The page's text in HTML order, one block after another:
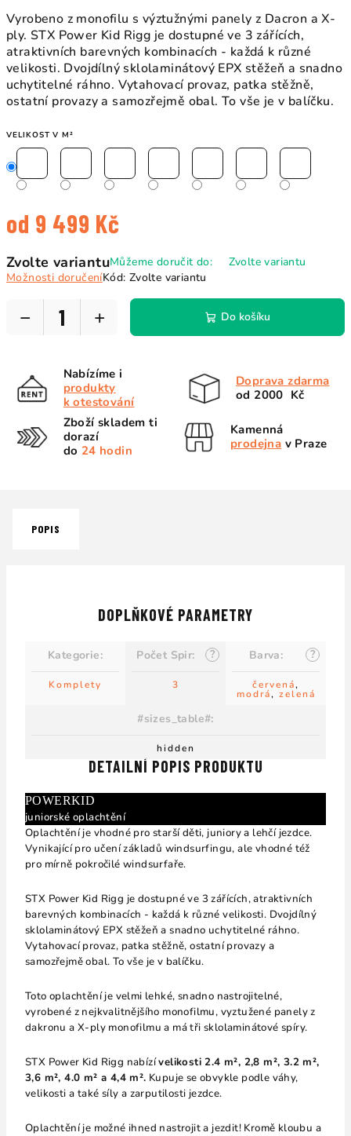
Vyrobeno z monofilu s výztužnými panely z Dacron a X-
ply. STX Power Kid Rigg je dostupné ve 3 zářících,
atraktivních barevných kombinacích - každá k různé
velikosti. Dvojdílný sklolaminátový EPX stěžeň a snadno
uchytitelné ráhno. Vytahovací provaz, patka stěžně,
ostatní provazy a samozřejmě obal. To vše je v balíčku.
VELIKOST V M²
od 9 499 Kč
cena:
Zvolte variantuMůžeme doručit do:
Zvolte variantu
Možnosti doručeníKód: Zvolte variantu
+
− Do košíku
Nabízíme i
produkty
k otestování
Doprava zdarma
od 2000 Kč
Zboží skladem ti
dorazí
do 24 hodin
Kamenná
prodejna v Praze
POPIS
DETAILNÍ POPIS PRODUKTU
POWERKID
juniorské oplachtění
Oplachtění je vhodné pro starší děti, juniory a lehčí jezdce.
Vynikající pro učení základů windsurfingu, ale vhodné též
pro mírně pokročilé windsurfaře.
STX Power Kid Rigg je dostupné ve 3 zářících, atraktivních
barevných kombinacích - každá k různé velikosti. Dvojdílný
sklolaminátový EPX stěžeň a snadno uchytitelné ráhno.
Vytahovací provaz, patka stěžně, ostatní provazy a
samozřejmě obal. To vše je v balíčku.
Toto oplachtění je velmi lehké, snadno nastrojitelné,
vyrobené z nejkvalitnějšího monofilmu, vyztužené panely z
dakronu a X-ply monofilmu a má tři sklolaminátové spíry.
STX Power Kid Rigg nabízívelikosti 2.4 m², 2,8 m², 3.2 m²,
3,6 m², 4.0 m² a 4,4 m². Kupuje se obvykle podle váhy,
velikosti a také síly a zarputilosti jezdce.
Oplachtění je možné ihned nastrojit a jezdit! Kromě kloubu a
DOPLŇKOVÉ PARAMETRY
Kategorie:
Komplety
?
Počet Spir:
3
?
Barva:
červená,
modrá, zelená
#sizes_table#:
hidden